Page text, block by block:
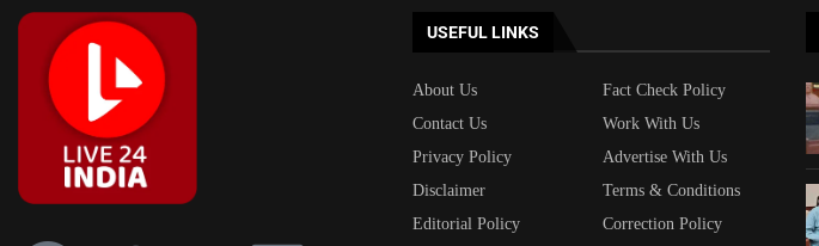
USEFUL LINKS
About Us
Fact Check Policy
Contact Us
Work With Us
Privacy Policy
Advertise With Us
Disclaimer
Terms & Conditions
Editorial Policy
Correction Policy